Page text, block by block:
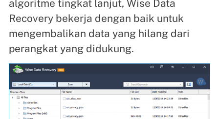
algoritme tingkat lanjut, Wise Data
Recovery bekerja dengan baik untuk
mengembalikan data yang hilang dari
perangkat yang didukung.